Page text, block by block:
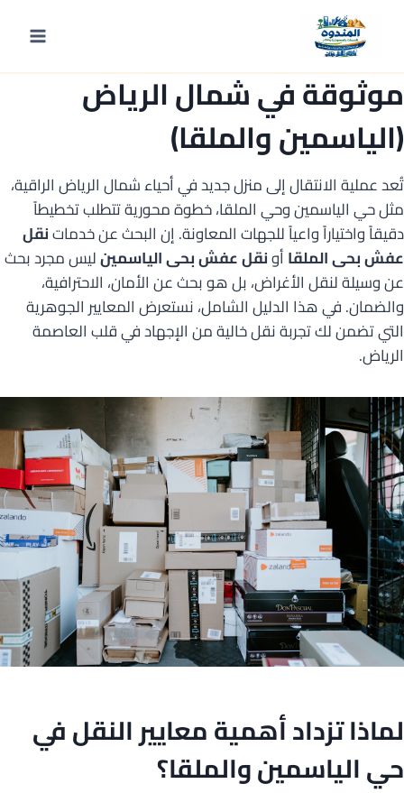
المحتوىمعايير اختيار شركة نقل عفش
موثوقة في شمال الرياض
(الياسمين والملقا)
تُعد عملية الانتقال إلى منزل جديد في أحياء شمال الرياض الراقية،
مثل حي الياسمين وحي الملقا، خطوة محورية تتطلب تخطيطاً
دقيقاً واختياراً واعياً للجهات المعاونة. إن البحث عن خدماتنقل
عفش بحى الملقاأونقل عفش بحى الياسمينليس مجرد بحث
عن وسيلة لنقل الأغراض، بل هو بحث عن الأمان، الاحترافية،
والضمان. في هذا الدليل الشامل، نستعرض المعايير الجوهرية
التي تضمن لك تجربة نقل خالية من الإجهاد في قلب العاصمة
الرياض.
لماذا تزداد أهمية معايير النقل في
حي الياسمين والملقا؟